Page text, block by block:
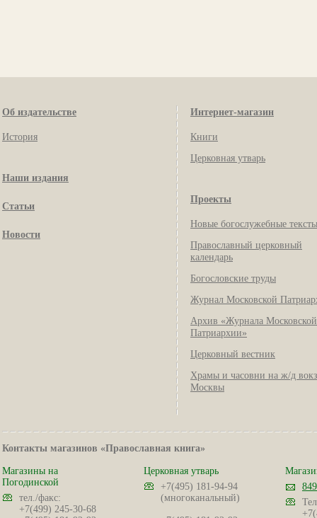
Об издательстве
История
Наши издания
Статьи
Новости
Интернет-магазин
Книги
Церковная утварь
Проекты
Новые богослужебные тексты
Православный церковный
календарь
Богословские труды
Журнал Московской
Архив «Журнала Московской
Патриархии»
Церковный вестник
Храмы и часовни на ж/д
Москвы
Контакты магазинов «Православная книга»
Магазины на
Погодинской
тел./факс:
+7(499) 245-30-68
Церковная утварь
+7(495) 181-94-94
(многоканальный)